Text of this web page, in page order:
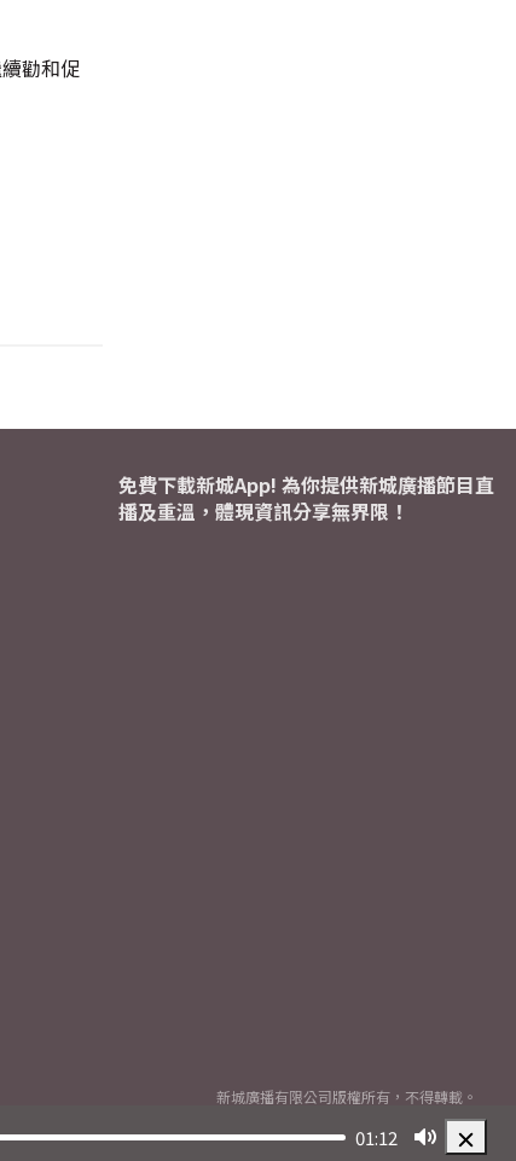
勸和促
01:12
免費下載新城App! 為你提供新城廣播節目直
播及重溫，體現資訊分享無界限！
新城廣播有限公司版權所有，不得轉載。
2026© Metro Broadcast Corporation Limited. All rights reserved.